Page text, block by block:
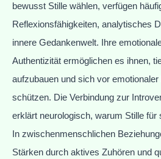
bewusst Stille wählen, verfügen
Reflexionsfähigkeiten, analytisches
innere Gedankenwelt. Ihre
Authentizität ermöglichen es ihnen,
aufzubauen und sich vor
schützen. Die Verbindung zur
erklärt neurologisch, warum Stille für
In zwischenmenschlichen
Stärken durch aktives Zuhören und